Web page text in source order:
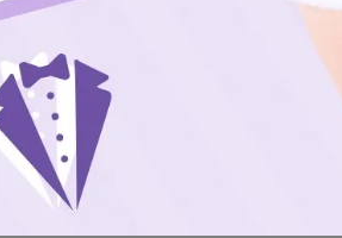
額達新台幣1,499元以上，即可享免運。)